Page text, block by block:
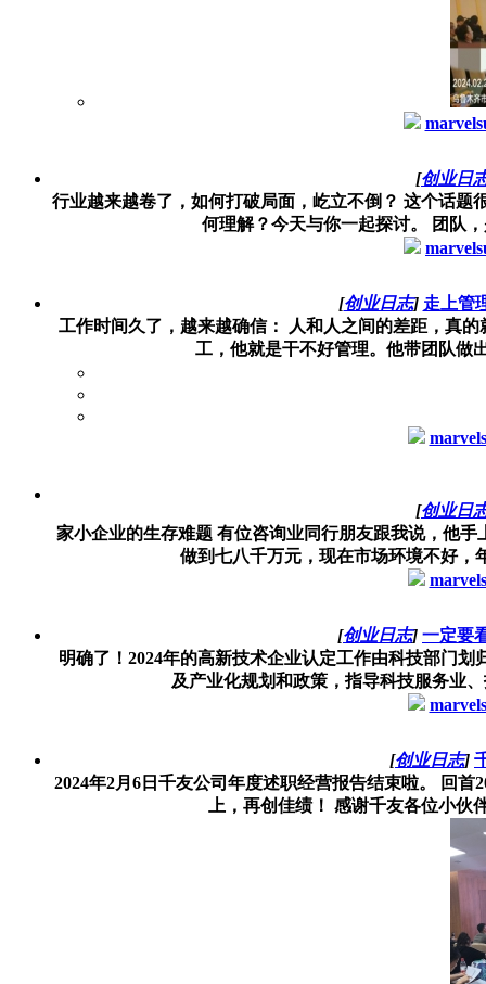
[创业日
行业越来越卷了，如何打破局面，屹立不倒？ 这个话题
何理解？今天与你一起探讨。 团队
[创业日志] 走上管
工作时间久了，越来越确信： 人和人之间的差距，真
工，他就是干不好管理。他带团队做
[创业日
家小企业的生存难题 有位咨询业同行朋友跟我说，他
做到七八千万元，现在市场环境不好，
[创业日志] 一定要
明确了！2024年的高新技术企业认定工作由科技部门
及产业化规划和政策，指导科技服务业
[创业日志]
2024年2月6日千友公司年度述职经营报告结束啦。 回
上，再创佳绩！ 感谢千友各位小伙